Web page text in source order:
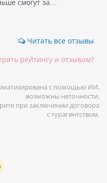
смогут за…
Читать все отзывы
рейтингу и отзывам?
с помощью ИИ,
возможны неточности.
при заключении договора
с турагентством.